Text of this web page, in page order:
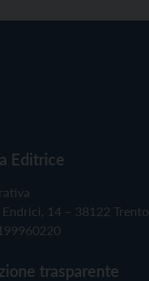
Editrice
14 – 38122 Trento
trasparente